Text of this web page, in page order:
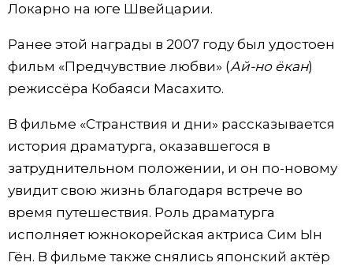
Экономика
Общество
Жизнь
Технологии
Токио
Семья
Еда и напитки
Локарно на юге Швейцарии.
Ранее этой награды в 2007 году был удостоен
фильм «Предчувствие любви» (Ай-но ёкан)
режиссёра Кобаяси Масахито.
В фильме «Странствия и дни» рассказывается
история драматурга, оказавшегося в
затруднительном положении, и он по-новому
увидит свою жизнь благодаря встрече во
время путешествия. Роль драматурга
исполняет южнокорейская актриса Сим Ын
Гён. В фильме также снялись японский актёр